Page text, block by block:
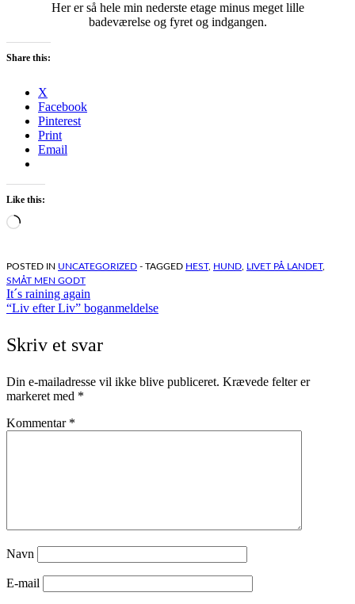
Her er så hele min nederste etage minus meget lille
badeværelse og fyret og indgangen.
Share this:
X
Facebook
Pinterest
Print
Email
Like this:
Loading…
POSTED IN UNCATEGORIZED - TAGGED HEST, HUND, LIVET PÅ LANDET,
SMÅT MEN GODT
Indlægsnavigation
It´s raining again
“Liv efter Liv” boganmeldelse
Skriv et svar
Din e-mailadresse vil ikke blive publiceret. Krævede felter er
markeret med *
Kommentar *
Navn
E-mail